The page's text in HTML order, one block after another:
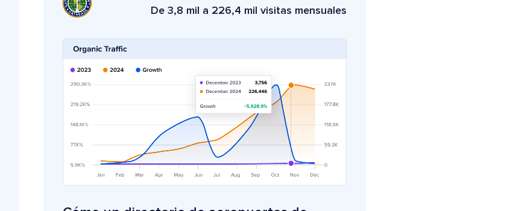
De 3,8 mil a 226,4 mil visitas mensuales